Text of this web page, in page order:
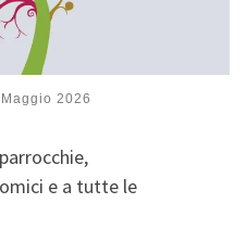
2026
e a tutte le